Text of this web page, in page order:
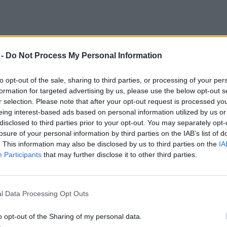
Do Not Process My Personal Information
opt-out of the sale, sharing to third parties, or processing of your
for targeted advertising by us, please use the below opt-out
selection. Please note that after your opt-out request is processed
interest-based ads based on personal information utilized by us
to third parties prior to your opt-out. You may separately
of your personal information by third parties on the IAB’s list of
This information may also be disclosed by us to third parties on the
Participants that may further disclose it to other third parties.
Data Processing Opt Outs
opt-out of the Sharing of my personal data.
ellen a Vízőrző Mozgalom? –
a lakott terület
természetvédelmi
korábbi sikeres réticsík-program
összesen 1631 darab, mesterségesen